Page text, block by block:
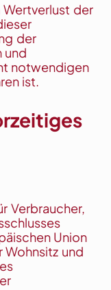
der
der
und
notwendigen
ist.
Verbraucher,
Union
Wohnsitz und